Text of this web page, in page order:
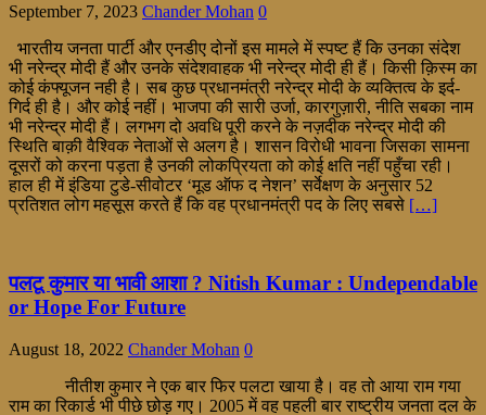
September 7, 2023 Chander Mohan 0
भारतीय जनता पार्टी और एनडीए दोनों इस मामले में स्पष्ट हैं कि उनका संदेश
भी नरेन्द्र मोदी हैं और उनके संदेशवाहक भी नरेन्द्र मोदी ही हैं। किसी क़िस्म का
कोई कंफ्यूजन नही है। सब कुछ प्रधानमंत्री नरेन्द्र मोदी के व्यक्तित्व के इर्द-
गिर्द ही है। और कोई नहीं। भाजपा की सारी उर्जा, कारगुज़ारी, नीति सबका नाम
भी नरेन्द्र मोदी हैं। लगभग दो अवधि पूरी करने के नज़दीक नरेन्द्र मोदी की
स्थिति बाक़ी वैश्विक नेताओं से अलग है। शासन विरोधी भावना जिसका सामना
दूसरों को करना पड़ता है उनकी लोकप्रियता को कोई क्षति नहीं पहुँचा रही।
हाल ही में इंडिया टुडे-सीवोटर ‘मूड ऑफ द नेशन’ सर्वेक्षण के अनुसार 52
प्रतिशत लोग महसूस करते हैं कि वह प्रधानमंत्री पद के लिए सबसे […]
पलटू कुमार या भावी आशा ? Nitish Kumar : Undependable
or Hope For Future
August 18, 2022 Chander Mohan 0
नीतीश कुमार ने एक बार फिर पलटा खाया है। वह तो आया राम गया
राम का रिकार्ड भी पीछे छोड़ गए। 2005 में वह पहली बार राष्ट्रीय जनता दल के